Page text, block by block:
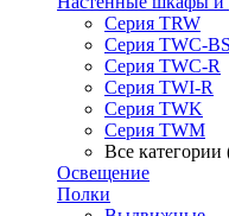
Серия TRW
Серия TWC-BS
Серия TWC-R
Серия TWI-R
Серия TWK
Серия TWM
Все категории
Освещение
Полки